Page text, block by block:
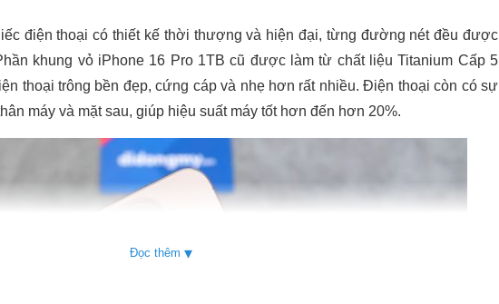
điện thoại có thiết kế thời thượng và hiện đại, từng đường nét đều được
khung vỏ iPhone 16 Pro 1TB cũ được làm từ chất liệu Titanium Cấp 5
thoại trông bền đẹp, cứng cáp và nhẹ hơn rất nhiều. Điện thoại còn có sự
máy và mặt sau, giúp hiệu suất máy tốt hơn đến hơn 20%.
Đọc thêm ▾